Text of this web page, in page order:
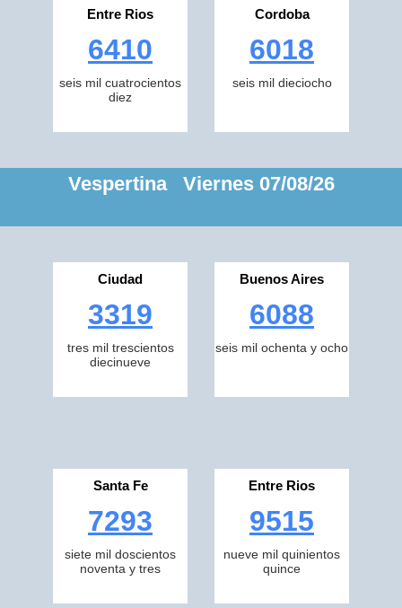
Entre Rios
6410
seis mil cuatrocientos
diez
Cordoba
6018
seis mil dieciocho
Vespertina Viernes 07/08/26
Ciudad
3319
tres mil trescientos
diecinueve
Buenos Aires
6088
seis mil ochenta y ocho
Santa Fe
7293
siete mil doscientos
noventa y tres
Entre Rios
9515
nueve mil quinientos
quince